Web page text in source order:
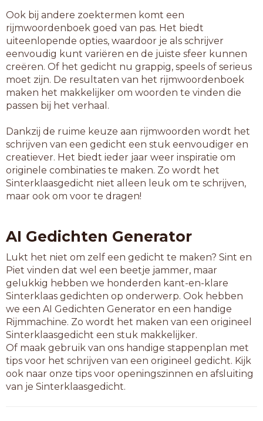
wegrol
witbol
zinvol
7-letterwoorden
aanzwol
aardbol
aardrol
alcohol
boekrol
boortol
breiwol
bromtol
deegrol
ethanol
filmrol
gastrol
gidsrol
glaswol
graspol
grasrol
halfvol
handvol
hoopvol
houtwol
inktrol
kaasbol
Ook bij andere zoektermen komt een
rijmwoordenboek goed van pas. Het biedt
uiteenlopende opties, waardoor je als schrijver
eenvoudig kunt variëren en de juiste sfeer kunnen
creëren. Of het gedicht nu grappig, speels of serieus
moet zijn. De resultaten van het rijmwoordenboek
maken het makkelijker om woorden te vinden die
passen bij het verhaal.
Dankzij de ruime keuze aan rijmwoorden wordt het
schrijven van een gedicht een stuk eenvoudiger en
creatiever. Het biedt ieder jaar weer inspiratie om
originele combinaties te maken. Zo wordt het
Sinterklaasgedicht niet alleen leuk om te schrijven,
maar ook om voor te dragen!
AI Gedichten Generator
Lukt het niet om zelf een gedicht te maken? Sint en
Piet vinden dat wel een beetje jammer, maar
gelukkig hebben we honderden kant-en-klare
Sinterklaas gedichten op onderwerp. Ook hebben
we een AI Gedichten Generator en een handige
Rijmmachine. Zo wordt het maken van een origineel
Sinterklaasgedicht een stuk makkelijker.
Of maak gebruik van ons handige stappenplan met
tips voor het schrijven van een origineel gedicht. Kijk
ook naar onze tips voor openingszinnen en afsluiting
van je Sinterklaasgedicht.